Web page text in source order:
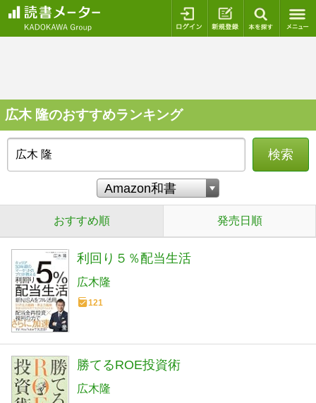
ログイン 新規登録
広木 隆のおすすめランキング
検索
おすすめ順 発売日順
利回り５％配当生活
広木隆
121
勝てるROE投資術
広木隆